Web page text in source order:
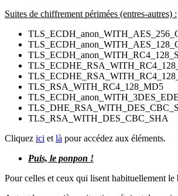
Suites de chiffrement périmées (entres-autres) :
TLS_RSA_WITH_RC4_128_MD5
TLS_RSA_WITH_DES_CBC_SHA
Cliquez ici et là pour accédez aux éléments.
Puis, le ponpon !
Pour celles et ceux qui lisent habituellement